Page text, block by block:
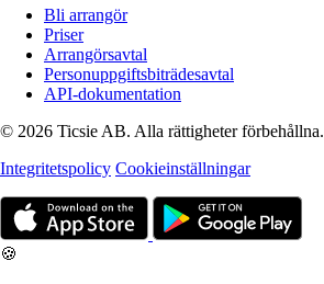
Bli arrangör
Priser
Arrangörsavtal
Personuppgiftsbiträdesavtal
API-dokumentation
© 2026 Ticsie AB. Alla rättigheter förbehållna.
Integritetspolicy Cookieinställningar
🍪